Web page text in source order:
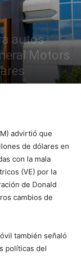
autos
Motors
advirtió que
de dólares en
con la mala
(VE) por la
de Donald
cambios de
también señaló
políticas del